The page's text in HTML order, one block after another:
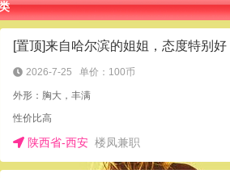
2026-7-25 单价：100币
外形：胸大，丰满
性价比高
陕西省-西安楼凤兼职